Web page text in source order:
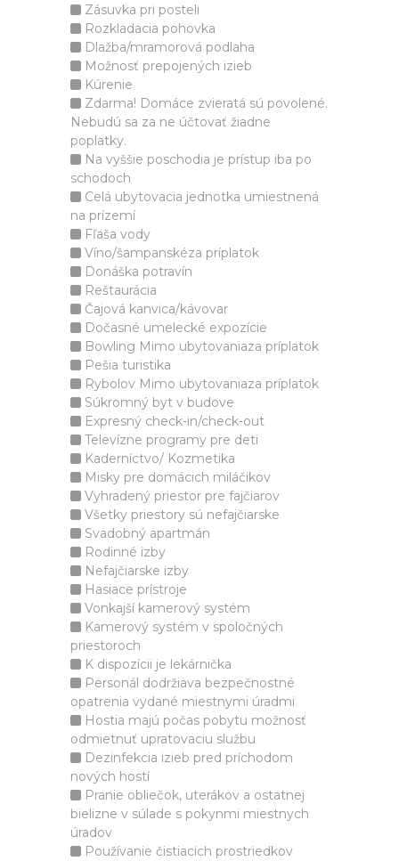
Zásuvka pri posteli
Rozkladacia pohovka
Dlažba/mramorová podlaha
Možnosť prepojených izieb
Kúrenie
Zdarma! Domáce zvieratá sú povolené.
Nebudú sa za ne účtovať žiadne
poplatky.
Na vyššie poschodia je prístup iba po
schodoch
Celá ubytovacia jednotka umiestnená
na prízemí
Fľaša vody
Víno/šampanskéza príplatok
Donáška potravín
Reštaurácia
Čajová kanvica/kávovar
Dočasné umelecké expozície
Bowling Mimo ubytovaniaza príplatok
Pešia turistika
Rybolov Mimo ubytovaniaza príplatok
Súkromný byt v budove
Expresný check-in/check-out
Televízne programy pre deti
Kaderníctvo/ Kozmetika
Misky pre domácich miláčikov
Vyhradený priestor pre fajčiarov
Všetky priestory sú nefajčiarske
Svadobný apartmán
Rodinné izby
Nefajčiarske izby
Hasiace prístroje
Vonkajší kamerový systém
Kamerový systém v spoločných
priestoroch
K dispozícii je lekárnička
Personál dodržiava bezpečnostné
opatrenia vydané miestnymi úradmi
Hostia majú počas pobytu možnosť
odmietnuť upratovaciu službu
Dezinfekcia izieb pred príchodom
nových hostí
Pranie obliečok, uterákov a ostatnej
bielizne v súlade s pokynmi miestnych
úradov
Používanie čistiacich prostriedkov